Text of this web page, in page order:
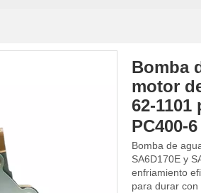
Bomba
motor
62-
PC400-
Bomba de
SA6D170E y
enfriamiento
para durar con